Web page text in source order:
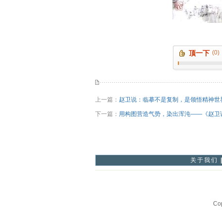
顶一下 (0)
上一篇： 赵卫说：临摹不是复制，是领悟精神世
下一篇： 用构图营造气势，染出浑沌——《赵卫
关于我们